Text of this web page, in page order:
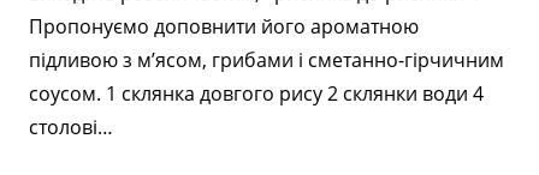
Пропонуємо доповнити його ароматною
підливою з м’ясом, грибами і сметанно-гірчичним
соусом. 1 склянка довгого рису 2 склянки води 4
столові…